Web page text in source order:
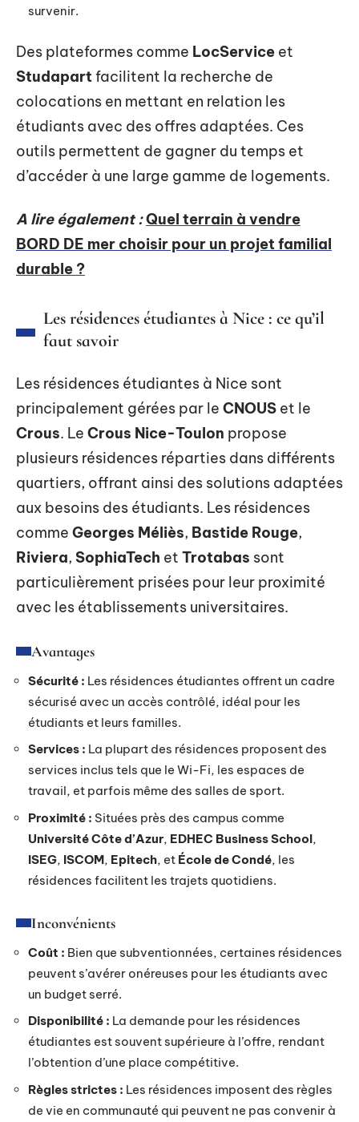
survenir.
Des plateformes comme LocService et
Studapartfacilitent la recherche de
colocations en mettant en relation les
étudiants avec des offres adaptées. Ces
outils permettent de gagner du temps et
d’accéder à une large gamme de logements.
A lire également :Quel terrain à vendre
BORD DE mer choisir pour un projet familial
durable ?
Les résidences étudiantes à Nice : ce qu’il
faut savoir
Les résidences étudiantes à Nice sont
principalement gérées par le CNOUS et le
Crous. Le Crous Nice-Toulon propose
plusieurs résidences réparties dans différents
quartiers, offrant ainsi des solutions adaptées
aux besoins des étudiants. Les résidences
comme Georges Méliès, Bastide Rouge,
Riviera, SophiaTech et Trotabas sont
particulièrement prisées pour leur proximité
avec les établissements universitaires.
Avantages
Sécurité : Les résidences étudiantes offrent un cadre
sécurisé avec un accès contrôlé, idéal pour les
étudiants et leurs familles.
Services : La plupart des résidences proposent des
services inclus tels que le Wi-Fi, les espaces de
travail, et parfois même des salles de sport.
Proximité : Situées près des campus comme
Université Côte d’Azur, EDHEC Business School,
ISEG, ISCOM, Epitech, et École de Condé, les
résidences facilitent les trajets quotidiens.
Inconvénients
Coût : Bien que subventionnées, certaines résidences
peuvent s’avérer onéreuses pour les étudiants avec
un budget serré.
Disponibilité : La demande pour les résidences
étudiantes est souvent supérieure à l’offre, rendant
l’obtention d’une place compétitive.
Règles strictes : Les résidences imposent des règles
de vie en communauté qui peuvent ne pas convenir à